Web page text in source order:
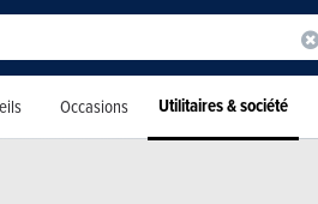
Occasions Utilitaires & société